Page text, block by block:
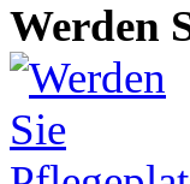
Werden